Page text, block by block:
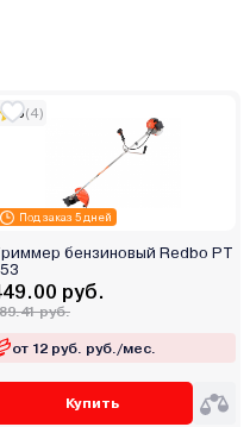
Под заказ 5 дней
5(4)
бензиновый Redbo PT
руб.
руб.
от 12 руб. руб./мес.
Купить